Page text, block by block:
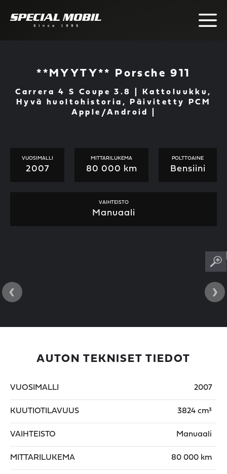
**MYYTY** Porsche 911
Carrera 4 S Coupe 3.8 | Kattoluukku,
Hyvä huoltohistoria, Päivitetty PCM
Apple/Android |
VUOSIMALLI
2007
MITTARILUKEMA
80 000 km
POLTTOAINE
Bensiini
VAIHTEISTO
Manuaali
‹ ›
AUTON TEKNISET TIEDOT
VUOSIMALLI 2007
KUUTIOTILAVUUS 3824 cm³
VAIHTEISTO Manuaali
MITTARILUKEMA 80 000 km